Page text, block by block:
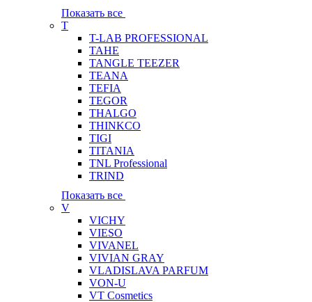
Показать все
T
T-LAB PROFESSIONAL
TAHE
TANGLE TEEZER
TEANA
TEFIA
TEGOR
THALGO
THINKCO
TIGI
TITANIA
TNL Professional
TRIND
Показать все
V
VICHY
VIESO
VIVANEL
VIVIAN GRAY
VLADISLAVA PARFUM
VON-U
VT Cosmetics